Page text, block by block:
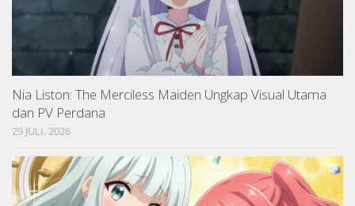
Nia Liston: The Merciless Maiden Ungkap Visual Utama
dan PV Perdana
29 JULI, 2026